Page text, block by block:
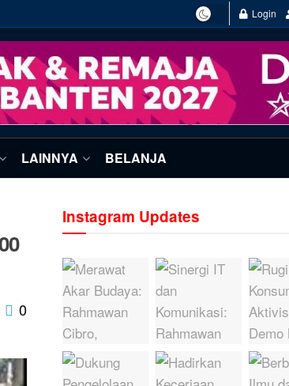
Login
LAINNYA BELANJA
0
Instagram Updates